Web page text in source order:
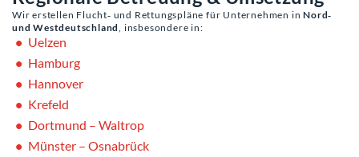
Wir erstellen Flucht‑ und Rettungspläne für Unternehmen inNord‑
und Westdeutschland , insbesondere in:
Uelzen
Hamburg
Hannover
Krefeld
Dortmund – Waltrop
Münster – Osnabrück